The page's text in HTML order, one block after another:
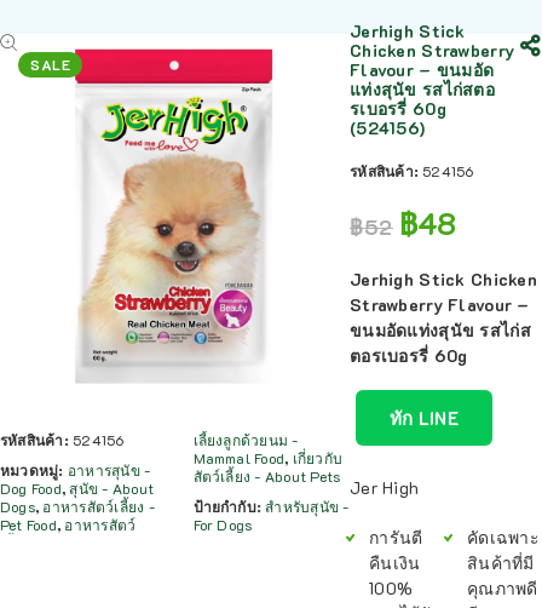
SALE
รหัสสินค้า: 524156
หมวดหมู่: อาหารสุนัข -
Dog Food,สุนัข - About
Dogs, อาหารสัตว์เลี้ยง -
Pet Food, อาหารสัตว์
เลี้ยงลูกด้วยนม -
Mammal Food, เกี่ยวกับ
สัตว์เลี้ยง - About Pets
ป้ายกำกับ:สำหรับสุนัข -
For Dogs
Jerhigh Stick
Chicken Strawberry
Flavour – ขนมอัด
แท่งสุนัข รสไก่สตอ
รเบอรรี่ 60g
(524156)
รหัสสินค้า: 524156
฿52 ฿48
Jerhigh Stick Chicken
Strawberry Flavour –
ขนมอัดแท่งสุนัข รสไก่ส
ตอรเบอรรี่ 60g
ทัก LINE
Jer High
การันตี
คืนเงิน
100%
คัดเฉพาะ
สินค้าที่มี
คุณภาพดี